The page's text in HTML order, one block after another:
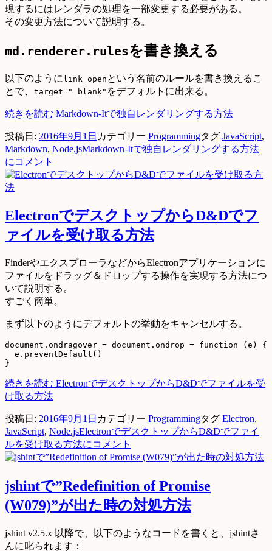
現するにはレンダラの処理を一部変更する必要がある。
その変更方法について説明する。
md.renderer.rulesを書き換える
以下のように link_open という名前のルールを書き換えるこ
とで、 target="_blank" をデフォルトに出来る。
続きを読む Markdown-Itで独自レンダリングする方法
投稿日: 2016年9月1日 カテゴリー Programmingタグ JavaScript,
Markdown, Node.jsMarkdown-Itで独自レンダリングする方法
に コメント
ElectronでデスクトップからD&Dでフ
ァイルを受け取る方法
FinderやエクスプローラなどからElectronアプリケーションに
ファイルをドラッグ＆ドロップする操作を実現する方法につ
いて説明する。
すごく簡単。
まず以下のようにデフォルトの挙動をキャンセルする。
document.ondragover = document.ondrop = function (e) {
  e.preventDefault()
続きを読む ElectronでデスクトップからD&Dでファイルを受
け取る方法
投稿日: 2016年9月1日 カテゴリー Programmingタグ Electron,
JavaScript, Node.jsElectronでデスクトップからD&Dでファイ
ルを受け取る方法に コメント
jshintで”Redefinition of Promise
(W079)”が出た時の対処方法
jshint v2.5.x 以降で、以下のようなコードを書くと、jshintさ
んに叱られます：